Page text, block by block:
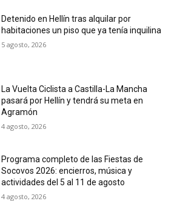
Detenido en Hellín tras alquilar por
habitaciones un piso que ya tenía inquilina
5 agosto, 2026
La Vuelta Ciclista a Castilla-La Mancha
pasará por Hellín y tendrá su meta en
Agramón
4 agosto, 2026
Programa completo de las Fiestas de
Socovos 2026: encierros, música y
actividades del 5 al 11 de agosto
4 agosto, 2026